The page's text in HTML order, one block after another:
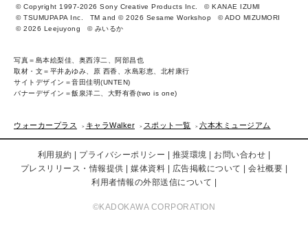
© Copyright 1997-2026 Sony Creative Products Inc.
© KANAE IZUMI
© TSUMUPAPA Inc.
TM and © 2026 Sesame Workshop
© ADO MIZUMORI
© 2026 Leejuyong
© みいるか
写真＝島本絵梨佳、奥西淳二、阿部昌也
取材・文＝平井あゆみ、原 西香、水島彩恵、北村康行
サイトデザイン＝音田佳明(UNTEN)
バナーデザイン＝飯泉洋二、大野有香(two is one)
ウォーカープラス キャラWalker スポット一覧 六本木ミュージアム
利用規約 プライバシーポリシー 推奨環境
お問い合わせ
プレスリリース・情報提供
媒体資料 広告掲載について
会社概要
利用者情報の外部送信について
©KADOKAWA CORPORATION